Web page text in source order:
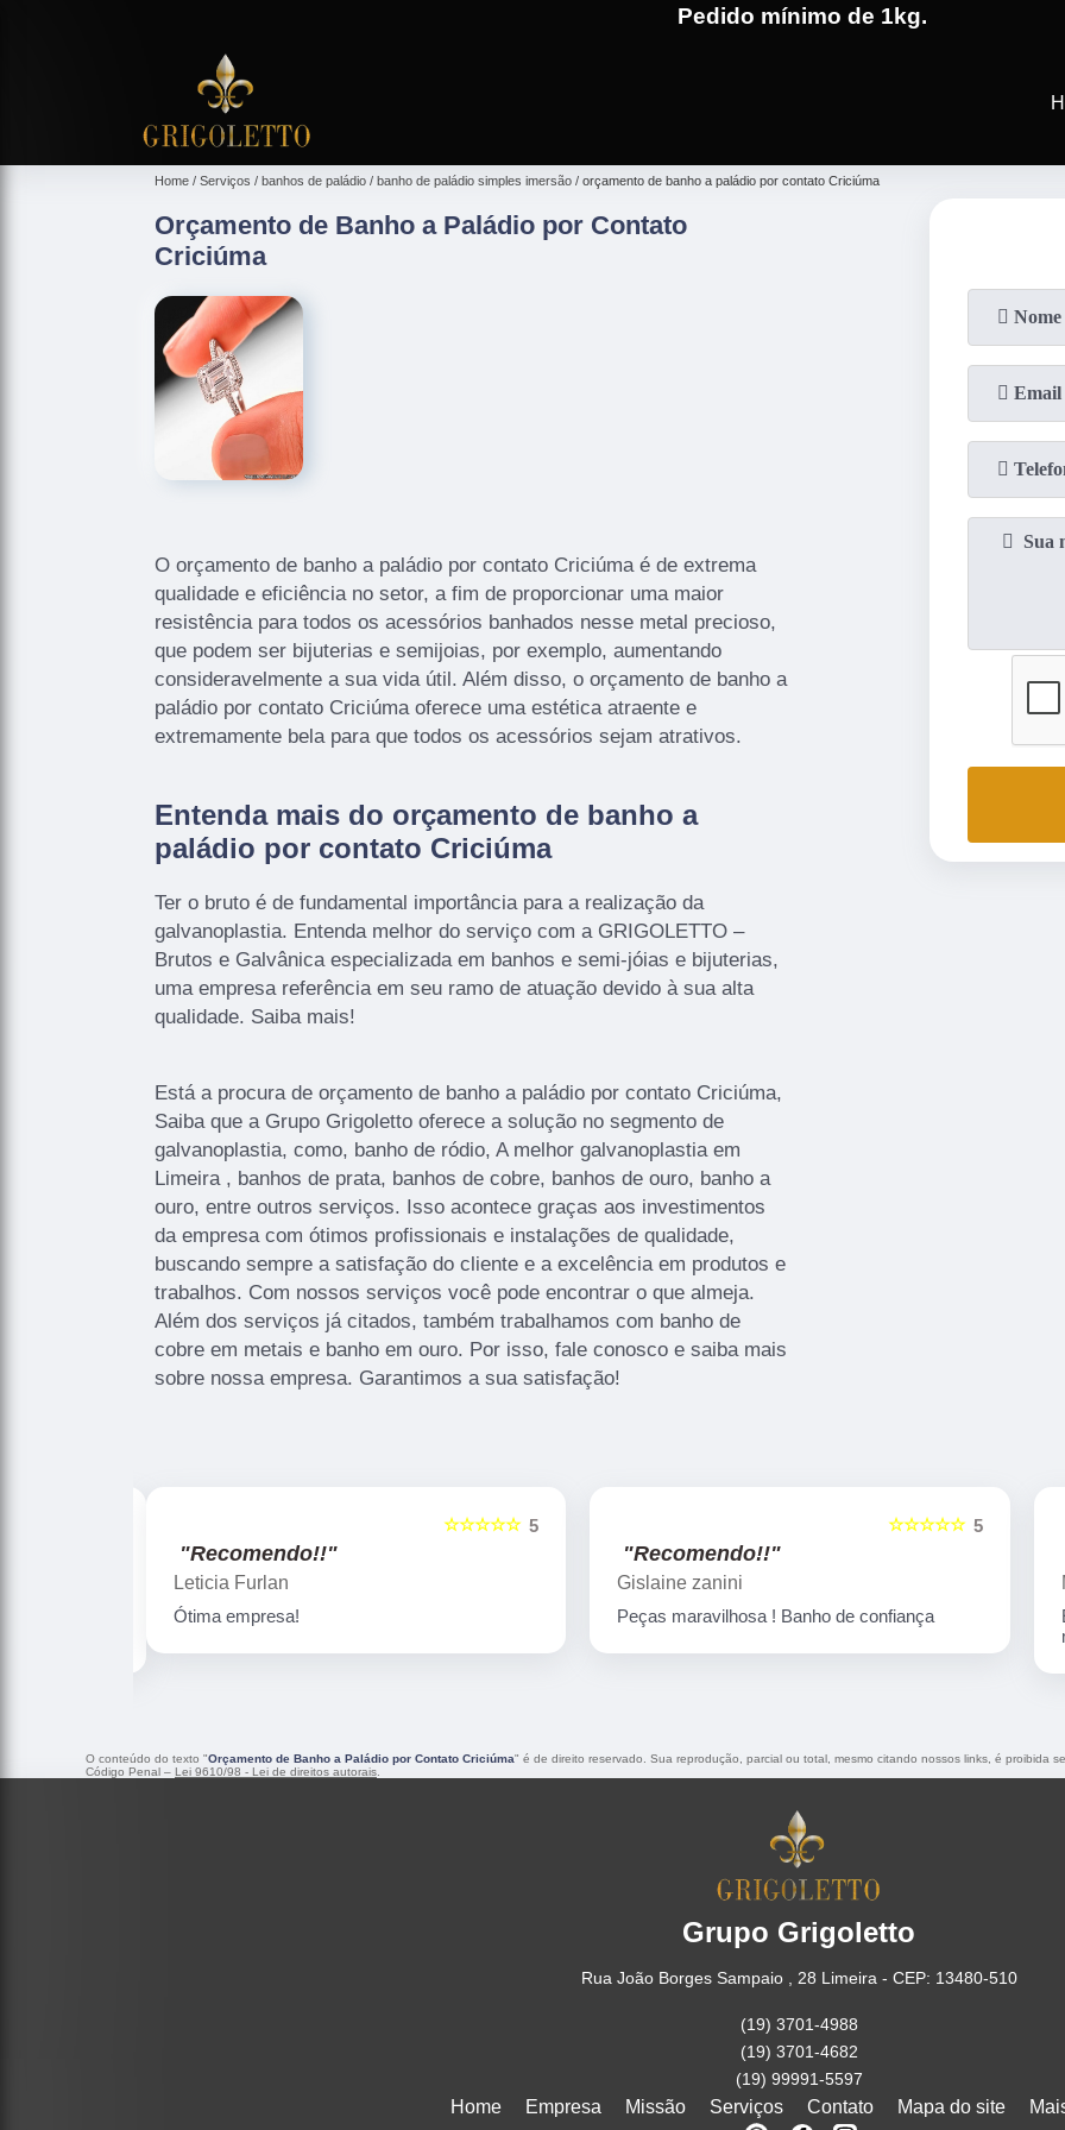
Pedido mínimo de 1kg.
(19)3701-4682
Home Serviços banhos de paládio banho de paládio simples imersão orçamento de banho a paládio por contato Criciúma
Orçamento de Banho a Paládio por Contato
Criciúma
O orçamento de banho a paládio por contato Criciúma é de extrema
qualidade e eficiência no setor, a fim de proporcionar uma maior
resistência para todos os acessórios banhados nesse metal precioso,
que podem ser bijuterias e semijoias, por exemplo, aumentando
consideravelmente a sua vida útil. Além disso, o orçamento de banho a
paládio por contato Criciúma oferece uma estética atraente e
extremamente bela para que todos os acessórios sejam atrativos.
Entenda mais do orçamento de banho a
paládio por contato Criciúma
Ter o bruto é de fundamental importância para a realização da
galvanoplastia. Entenda melhor do serviço com a GRIGOLETTO –
Brutos e Galvânica especializada em banhos e semi-jóias e bijuterias,
uma empresa referência em seu ramo de atuação devido à sua alta
qualidade. Saiba mais!
Está a procura de orçamento de banho a paládio por contato Criciúma,
Saiba que a Grupo Grigoletto oferece a solução no segmento de
galvanoplastia, como, banho de ródio, A melhor galvanoplastia em
Limeira , banhos de prata, banhos de cobre, banhos de ouro, banho a
ouro, entre outros serviços. Isso acontece graças aos investimentos
da empresa com ótimos profissionais e instalações de qualidade,
buscando sempre a satisfação do cliente e a excelência em produtos e
trabalhos. Com nossos serviços você pode encontrar o que almeja.
Além dos serviços já citados, também trabalhamos com banho de
cobre em metais e banho em ouro. Por isso, fale conosco e saiba mais
sobre nossa empresa. Garantimos a sua satisfação!
5
☆☆☆☆☆
"Recomendo!!"
Gislaine zanini
Peças maravilhosa ! Banho de confiança
5
☆☆☆☆☆
"Recomendo!!"
Marcelo Nicchio
Empresa corretíssima, banho de confiança
O conteúdo do texto "Orçamento de Banho a Paládio por Contato Criciúma" é de direito reservado. Sua reprodução, parcial ou total, mesmo citando nossos links, é proibida
Código Penal – Lei 9610/98 - Lei de direitos autorais
Grupo Grigoletto
Rua João Borges Sampaio , 28 Limeira - CEP: 13480-510
(19) 3701-4988
(19) 3701-4682
(19) 99991-5597
Home Empresa Missão Serviços Contato Mapa do site